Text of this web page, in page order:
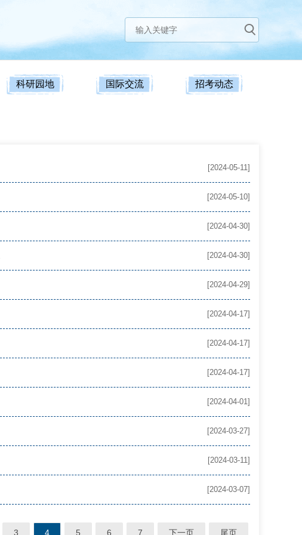
科研园地 国际交流 招考动态
[2024-05-11]
[2024-05-10]
[2024-04-30]
[2024-04-30]
[2024-04-29]
[2024-04-17]
[2024-04-17]
[2024-04-17]
[2024-04-01]
[2024-03-27]
[2024-03-11]
[2024-03-07]
3 4 5 6 7 下一页 尾页